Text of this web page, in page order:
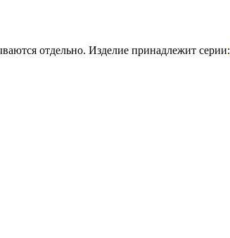
отдельно. Изделие принадлежит серии: